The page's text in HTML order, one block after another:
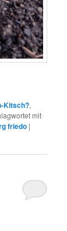
Kitsch?,
mit
friedo |